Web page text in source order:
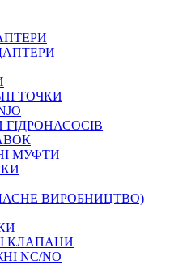
ТОЧКИ
МУФТИ
ВИРОБНИЦТВО)
КЛАПАНИ
NC/NO